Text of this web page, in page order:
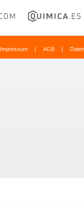
Impressum | AGB |